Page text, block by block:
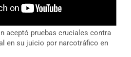
aceptó pruebas cruciales contra
en su juicio por narcotráfico en